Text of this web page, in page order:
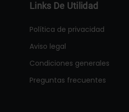
Links De Utilidad
Política de privacidad
Aviso legal
Condiciones generales
Preguntas frecuentes